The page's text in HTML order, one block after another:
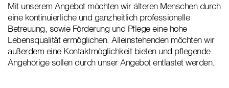
Mit unserem Angebot möchten wir älteren Menschen durch
eine kontinuierliche und ganzheitlich professionelle
Betreuung, sowie Förderung und Pflege eine hohe
Lebensqualität ermöglichen. Alleinstehenden möchten wir
außerdem eine Kontaktmöglichkeit bieten und pflegende
Angehörige sollen durch unser Angebot entlastet werden.